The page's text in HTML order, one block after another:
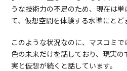
うな技術力の不足のため、現在は
て、仮想空間を体験する水準にとど
このような状況なのに、マスコミ
色の未来だけを話しており、現実
実と仮想が続くと話しています。